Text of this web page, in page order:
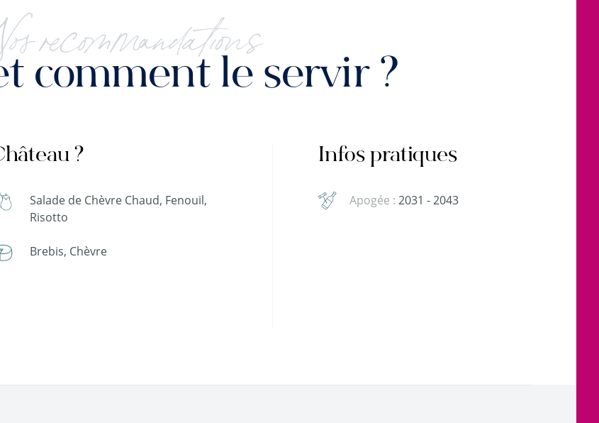
recommandations
comment le servir ?
?
Salade de Chèvre Chaud, Fenouil,
Risotto
Brebis, Chèvre
Infos pratiques
Apogée : 2031 - 2043